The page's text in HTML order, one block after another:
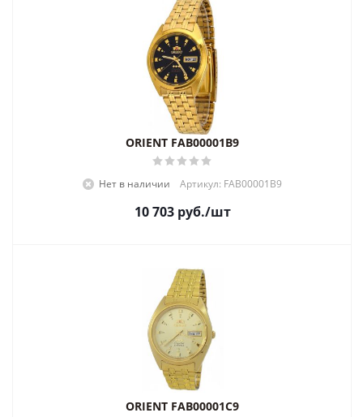
ORIENT FAB00001B9
Нет в наличии Артикул: FAB00001B9
10 703руб./шт
ORIENT FAB00001C9